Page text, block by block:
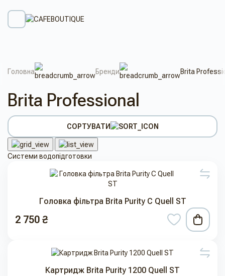
Головна Бренди Brita
Brita Professional
СОРТУВАТИ
Системи водопідготовки
Головка фільтра Brita Purity C Quell ST
2 750 ₴
Картридж Brita Purity 1200 Quell ST